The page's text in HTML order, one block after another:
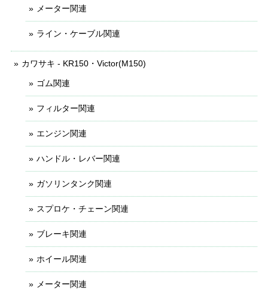
メーター関連
ライン・ケーブル関連
カワサキ - KR150・Victor(M150)
ゴム関連
フィルター関連
エンジン関連
ハンドル・レバー関連
ガソリンタンク関連
スプロケ・チェーン関連
ブレーキ関連
ホイール関連
メーター関連